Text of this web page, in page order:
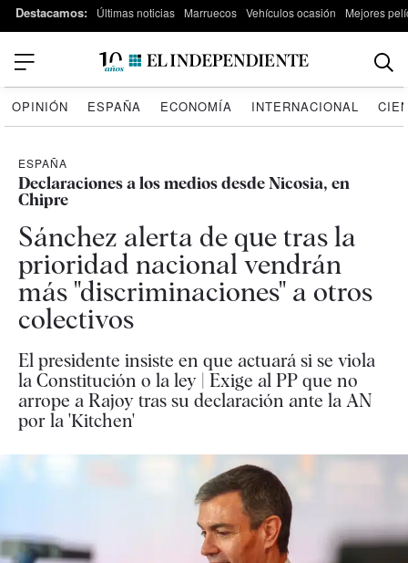
Destacamos: Últimas noticias Marruecos Vehículos ocasión Mejores
OPINIÓN ESPAÑA ECONOMÍA INTERNACIONAL
ESPAÑA
Declaraciones a los medios desde Nicosia, en
Chipre
Sánchez alerta de que tras la
prioridad nacional vendrán
más "discriminaciones" a otros
colectivos
El presidente insiste en que actuará si se viola
la Constitución o la ley | Exige al PP que no
arrope a Rajoy tras su declaración ante la AN
por la 'Kitchen'